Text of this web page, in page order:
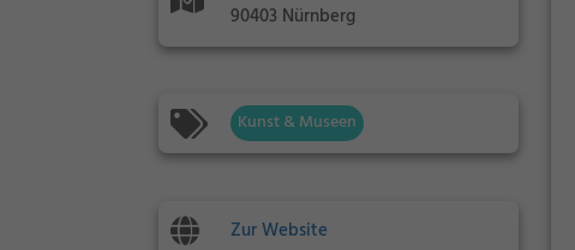
90403 Nürnberg
Kunst & Museen
Zur Website